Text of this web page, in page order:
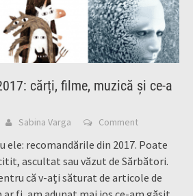
cărți, filme, muzică și ce-a
Sabina Varga Comment
ele: recomandările din 2017. Poate
ascultat sau văzut de Sărbători.
că v-ați săturat de articole de